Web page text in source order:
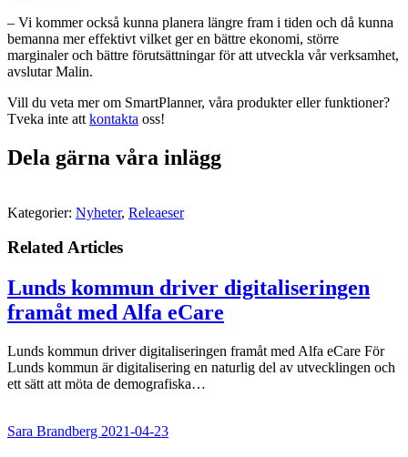
– Vi kommer också kunna planera längre fram i tiden och då kunna
bemanna mer effektivt vilket ger en bättre ekonomi, större
marginaler och bättre förutsättningar för att utveckla vår verksamhet,
avslutar Malin.
Vill du veta mer om SmartPlanner, våra produkter eller funktioner?
Tveka inte att kontakta oss!
Dela gärna våra inlägg
Kategorier: Nyheter, Releaeser
Related Articles
Lunds kommun driver digitaliseringen
framåt med Alfa eCare
Lunds kommun driver digitaliseringen framåt med Alfa eCare För
Lunds kommun är digitalisering en naturlig del av utvecklingen och
ett sätt att möta de demografiska…
Sara Brandberg 2021-04-23